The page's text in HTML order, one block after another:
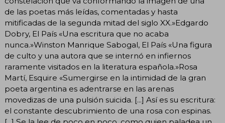
de las poetas más leídas, comentadas y hasta
mitificadas de la segunda mitad del siglo XX.»Edgardo
Dobry, El País «Una escritura que no acaba
nunca.»Winston Manrique Sabogal, El País «Una figura
de culto y una autora que se internó en infiernos
raramente visitados en la literatura española.»Rosa
Martí, Esquire «Sumergirse en la intimidad de la gran
poeta argentina es adentrarse en las arenas
movedizas de una pulsión suicida. [...] Así es su escritura:
el constante descubrimiento de una rosa con espinas.